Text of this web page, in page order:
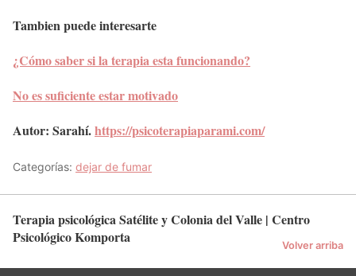
Tambien puede interesarte
¿Cómo saber si la terapia esta funcionando?
No es suficiente estar motivado
Autor: Sarahí.https://psicoterapiaparami.com/
Categorías: dejar de fumar
Terapia psicológica Satélite y Colonia del Valle | Centro
Psicológico Komporta
Volver arriba